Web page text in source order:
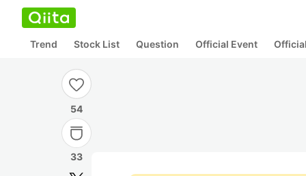
Trend Stock List Question Official Event
54
33